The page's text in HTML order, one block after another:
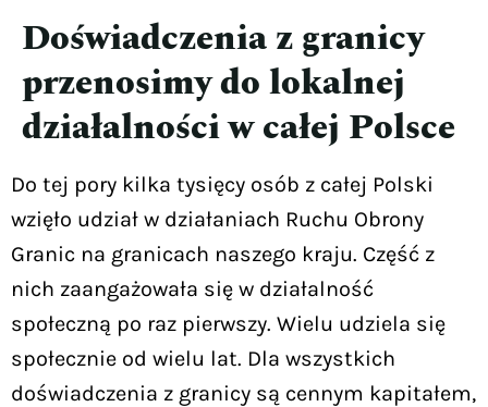
Doświadczenia z granicy
przenosimy do lokalnej
działalności w całej Polsce
Do tej pory kilka tysięcy osób z całej Polski
wzięło udział w działaniach Ruchu Obrony
Granic na granicach naszego kraju. Część z
nich zaangażowała się w działalność
społeczną po raz pierwszy. Wielu udziela się
społecznie od wielu lat. Dla wszystkich
doświadczenia z granicy są cennym kapitałem,